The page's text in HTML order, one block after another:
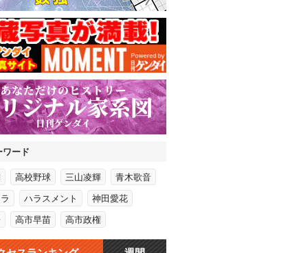
ワード
高校野球 三山凌輝 青木歌音
ハラスメント 神田愛花
高市早苗 高市政権